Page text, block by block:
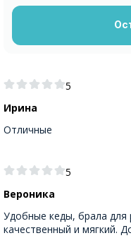
5
Ирина
Отличные
5
Вероника
Удобные кеды, брала
качественный и мягкий.